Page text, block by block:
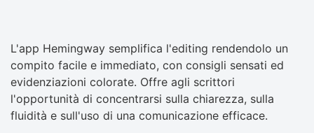
L'app Hemingway semplifica l'editing rendendolo un
compito facile e immediato, con consigli sensati ed
evidenziazioni colorate. Offre agli scrittori
l'opportunità di concentrarsi sulla chiarezza, sulla
fluidità e sull'uso di una comunicazione efficace.